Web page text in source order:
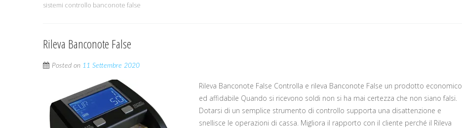
sistemi controllo banconote false
Rileva Banconote False
Posted on 11 Settembre 2020
Rileva Banconote False Controlla e rileva Banconote False un prodotto economico
ed affidabile Quando si ricevono soldi non si ha mai certezza che non siano falsi.
Dotarsi di un semplice strumento di controllo supporta una disattenzione e
snellisce le operazioni di cassa. Migliora il rapporto con il cliente perché il Rileva